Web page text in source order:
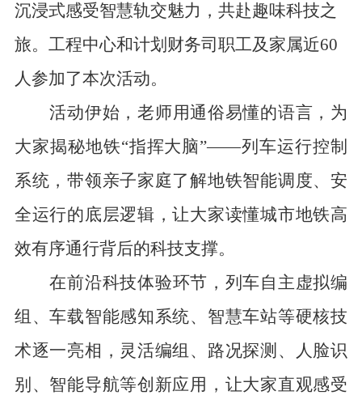
沉浸式感受智慧轨交魅力，共赴趣味科技之
旅。工程中心和计划财务司职工及家属近60
人参加了本次活动。
活动伊始，老师用通俗易懂的语言，为
大家揭秘地铁“指挥大脑”——列车运行控制
系统，带领亲子家庭了解地铁智能调度、安
全运行的底层逻辑，让大家读懂城市地铁高
效有序通行背后的科技支撑。
在前沿科技体验环节，列车自主虚拟编
组、车载智能感知系统、智慧车站等硬核技
术逐一亮相，灵活编组、路况探测、人脸识
别、智能导航等创新应用，让大家直观感受